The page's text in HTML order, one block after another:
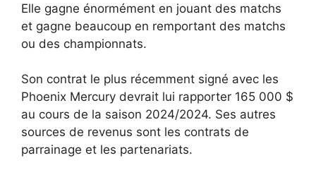
Elle gagne énormément en jouant des matchs
et gagne beaucoup en remportant des matchs
ou des championnats.
Son contrat le plus récemment signé avec les
Phoenix Mercury devrait lui rapporter 165 000 $
au cours de la saison 2024/2024. Ses autres
sources de revenus sont les contrats de
parrainage et les partenariats.